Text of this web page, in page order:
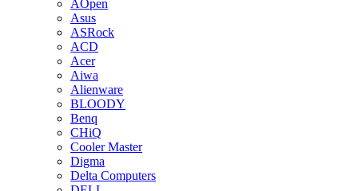
AOpen
Asus
ASRock
ACD
Acer
Aiwa
Alienware
BLOODY
Benq
CHiQ
Cooler Master
Digma
Delta Computers